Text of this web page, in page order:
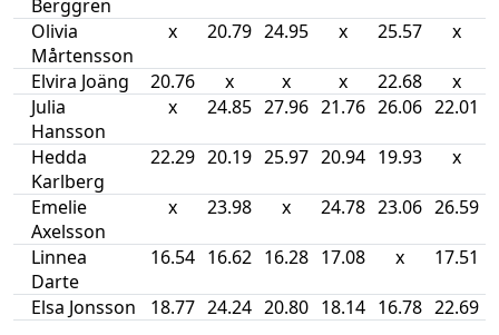
Berggren
Olivia
Mårtensson
x 20.79 24.95 x 25.57 x
Elvira Joäng 20.76 x x x 22.68
x
Julia
Hansson
x 24.85 27.96 21.76 26.06 22.01
Hedda
Karlberg
22.29 20.19 25.97 20.94 19.93 x
Emelie
Axelsson
x 23.98 x 24.78 23.06 26.59
Linnea
Darte
16.54 16.62 16.28 17.08 x 17.51
Elsa Jonsson 18.77 24.24 20.80 18.14 16.78 22.69